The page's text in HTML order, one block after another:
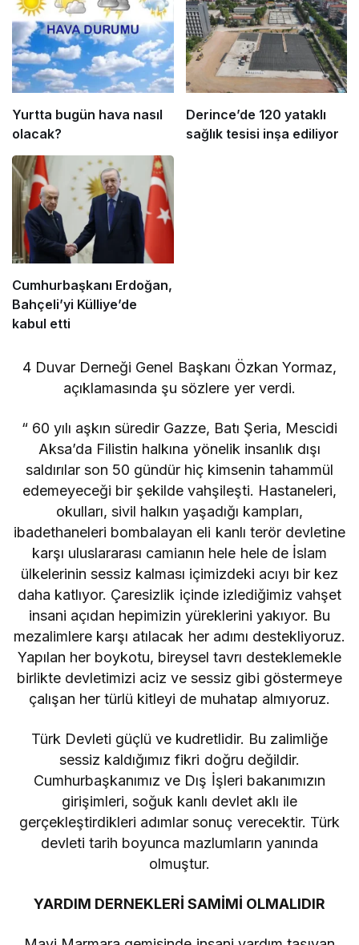
Yurtta bugün hava nasıl
olacak?
Derince’de 120 yataklı
sağlık tesisi inşa ediliyor
Cumhurbaşkanı Erdoğan,
Bahçeli’yi Külliye’de
kabul etti
4 Duvar Derneği Genel Başkanı Özkan Yormaz,
açıklamasında şu sözlere yer verdi.
“ 60 yılı aşkın süredir Gazze, Batı Şeria, Mescidi
Aksa’da Filistin halkına yönelik insanlık dışı
saldırılar son 50 gündür hiç kimsenin tahammül
edemeyeceği bir şekilde vahşileşti. Hastaneleri,
okulları, sivil halkın yaşadığı kampları,
ibadethaneleri bombalayan eli kanlı terör devletine
karşı uluslararası camianın hele hele de İslam
ülkelerinin sessiz kalması içimizdeki acıyı bir kez
daha katlıyor. Çaresizlik içinde izlediğimiz vahşet
insani açıdan hepimizin yüreklerini yakıyor. Bu
mezalimlere karşı atılacak her adımı destekliyoruz.
Yapılan her boykotu, bireysel tavrı desteklemekle
birlikte devletimizi aciz ve sessiz gibi göstermeye
çalışan her türlü kitleyi de muhatap almıyoruz.
Türk Devleti güçlü ve kudretlidir. Bu zalimliğe
sessiz kaldığımız fikri doğru değildir.
Cumhurbaşkanımız ve Dış İşleri bakanımızın
girişimleri, soğuk kanlı devlet aklı ile
gerçekleştirdikleri adımlar sonuç verecektir. Türk
devleti tarih boyunca mazlumların yanında
olmuştur.
YARDIM DERNEKLERİ SAMİMİ OLMALIDIR